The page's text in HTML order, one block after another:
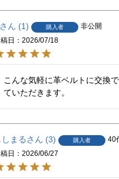
1 購入者
非公開
日
2026/07/18
こんな気軽に革ベルトに交換
ていただきます。
しまる 3 購入者
40
日
2026/06/27